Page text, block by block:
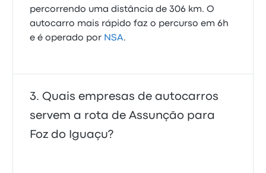
percorrendo uma distância de 306 km. O
autocarro mais rápido faz o percurso em 6h
e é operado por NSA.
Quais empresas de autocarros
servem a rota de Assunção para
Foz do Iguaçu?